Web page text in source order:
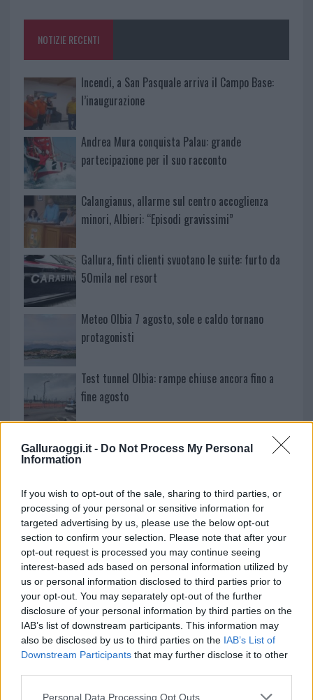
Galluraoggi.it - Do Not Process My Personal
Information
If you wish to opt-out of the sale, sharing to third parties, or
processing of your personal or sensitive information for
targeted advertising by us, please use the below opt-out
section to confirm your selection. Please note that after your
opt-out request is processed you may continue seeing
interest-based ads based on personal information utilized by
us or personal information disclosed to third parties prior to
your opt-out. You may separately opt-out of the further
disclosure of your personal information by third parties on the
IAB’s list of downstream participants. This information may
also be disclosed by us to third parties on the IAB’s List of
Downstream Participants that may further disclose it to other
Please note that this website/app uses one or more Google
Personal Data Processing Opt Outs
o
k
p
NOTIZIE RECENTI
Incendi, a San Pasquale arriva il Campo Base:
l’inaugurazione
Andrea Mura conquista Palau: grande
partecipazione per il suo racconto
Calangianus, allarme sul centro accoglienza
minori, Albieri: “Episodi gravissimi”
Gallura, finti clienti svuotano le suite: furto da
50mila nel resort
Meteo Olbia 7 agosto, sole e caldo tornano
protagonisti
Test tunnel Olbia: rampe chiuse ancora fino a
fine agosto
Aggius conquista la classifica delle mete più
amate dell’estate 2026
NECROLOGIE
Mario Malu